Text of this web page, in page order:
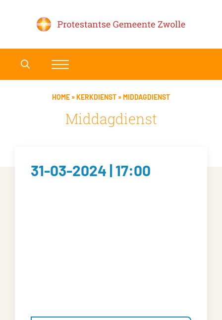
HOME »KERKDIENST »MIDDAGDIENST
Middagdienst
31-03-2024 | 17:00